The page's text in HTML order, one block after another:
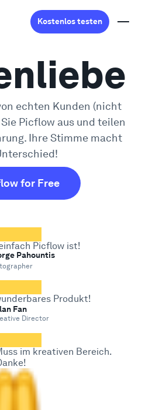
Kostenlos testen
echten Kunden (nicht
Picflow aus und teilen
Ihre Stimme macht
for Free
Picflow ist!
Pahountis
Produkt!
Fan
Director
im kreativen Bereich.